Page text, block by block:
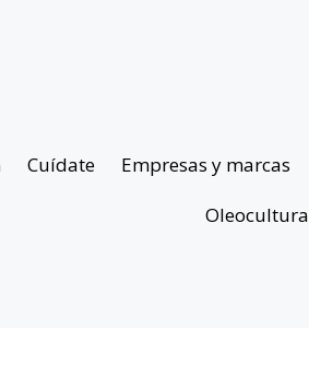
Cuídate Empresas y marcas
Oleocultura